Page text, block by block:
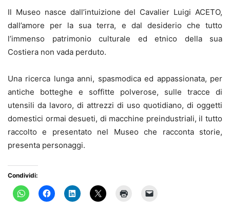
Il Museo nasce dall’intuizione del Cavalier Luigi ACETO,
dall’amore per la sua terra, e dal desiderio che tutto
l’immenso patrimonio culturale ed etnico della sua
Costiera non vada perduto.
Una ricerca lunga anni, spasmodica ed appassionata, per
antiche botteghe e soffitte polverose, sulle tracce di
utensili da lavoro, di attrezzi di uso quotidiano, di oggetti
domestici ormai desueti, di macchine preindustriali, il tutto
raccolto e presentato nel Museo che racconta storie,
presenta personaggi.
Condividi: